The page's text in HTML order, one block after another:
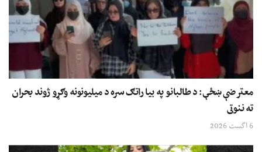
معترضې ښځې: د طالبانو په بیا راتګ سره د میلیونونه وګړو ژوند بحران
ته ننوتی
6 اگست 2026